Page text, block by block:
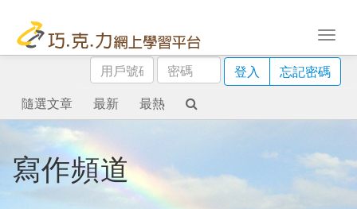
用
戶
號
碼
密
碼
登入
忘記密碼
隨選文章
最新 最熱
寫作頻道